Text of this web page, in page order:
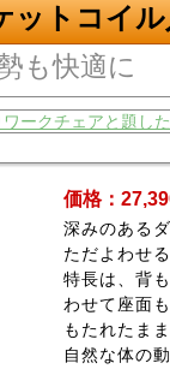
ットコイ
も快適に
価格：
深みのある
ただよわせ
特長は、背
わせて座面
もたれたま
自然な体の